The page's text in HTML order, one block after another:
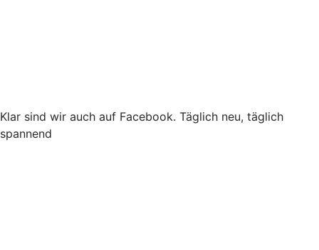
Klar sind wir auch auf Facebook. Täglich neu, täglich
spannend